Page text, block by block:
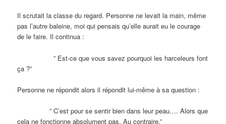
Il scrutait la classe du regard. Personne ne levait la main, même
pas l’autre baleine, moi qui pensais qu’elle aurait eu le courage
de le faire. Il continua :
” Est-ce que vous savez pourquoi les harceleurs font
ça ?”
Personne ne répondit alors il répondit lui-même à sa question :
” C’est pour se sentir bien dans leur peau…. Alors que
cela ne fonctionne absolument pas. Au contraire.”